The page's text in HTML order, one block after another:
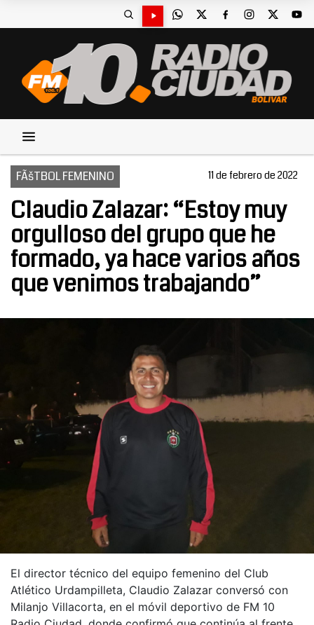
FÃšTBOL FEMENINO 11 de febrero de 2022
Claudio Zalazar: “Estoy muy
orgulloso del grupo que he
formado, ya hace varios años
que venimos trabajando”
El director técnico del equipo femenino del Club
Atlético Urdampilleta, Claudio Zalazar conversó con
Milanjo Villacorta, en el móvil deportivo de FM 10